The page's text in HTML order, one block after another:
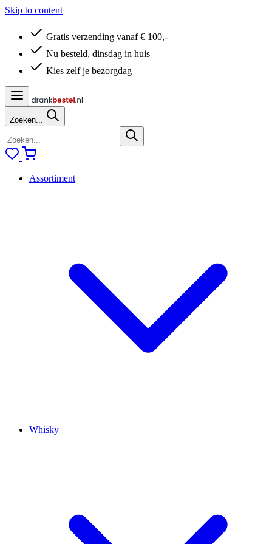
Skip to content
Gratis verzending vanaf € 100,-
Nu besteld, dinsdag in huis
Kies zelf je bezorgdag
Zoeken...
Assortiment
Whisky